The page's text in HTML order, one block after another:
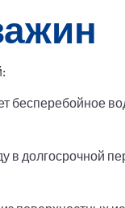
бесперебойное
в долгосрочной